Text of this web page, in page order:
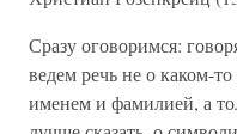
Сразу оговоримся:
ведем речь не о каком-
именем и фамилией, а